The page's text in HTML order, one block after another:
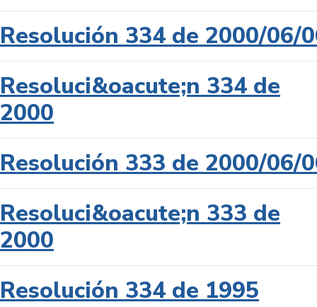
Resolución 334 de 2000/06/
Resoluci&oacute;n 334 de
2000
Resolución 333 de 2000/06/
Resoluci&oacute;n 333 de
2000
Resolución 334 de 1995